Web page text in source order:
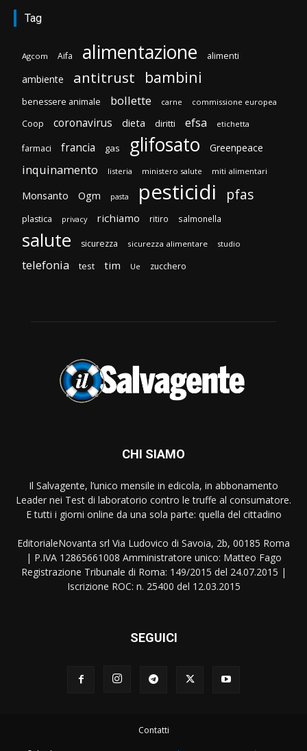
Tag
Agcom Aifa alimentazione alimenti
ambiente antitrust bambini
benessere animale bollette carne commissione europea
Coop coronavirus dieta diritti efsa etichetta
farmaci francia gas glifosato Greenpeace
inquinamento listeria ministero salute miti alimentari
Monsanto Ogm pasta pesticidi pfas
plastica privacy richiamo ritiro salmonella
salute sicurezza sicurezza alimentare studio
telefonia test tim Ue zucchero
CHI SIAMO
Il Salvagente, l’unico mensile in edicola, in abbonamento
Leader nei Test di laboratorio contro le truffe al consumatore.
E tutti i giorni online da una sola parte: quella del cittadino
EditorialeNovanta srl Via Ludovico di Savoia, 2b, 00185 Roma
| P.IVA 12865661008 Amministratore unico: Matteo Fago
Registrazione Tribunale di Roma: 149/2015 del 24.07.2015 |
Iscrizione ROC: n. 25400 del 12.03.2015
SEGUICI
Contatti